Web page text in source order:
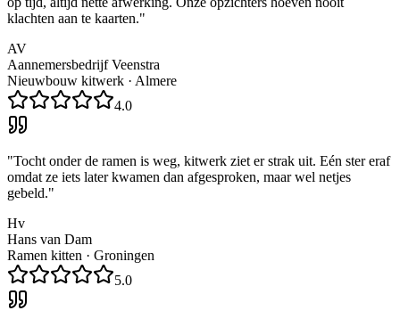
klachten aan te kaarten."
AV
Aannemersbedrijf Veenstra
Nieuwbouw kitwerk · Almere
4.0
"Tocht onder de ramen is weg, kitwerk ziet er strak uit. Eén ster eraf
omdat ze iets later kwamen dan afgesproken, maar wel netjes
gebeld."
Hv
Hans van Dam
Ramen kitten · Groningen
5.0